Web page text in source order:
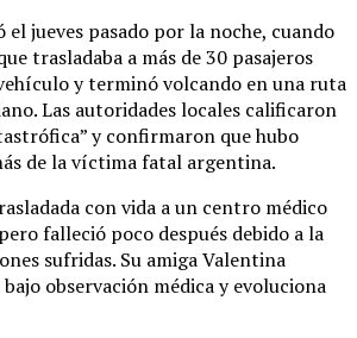
jueves pasado por la noche, cuando
trasladaba a más de 30 pasajeros
y terminó volcando en una ruta
Las autoridades locales calificaron
y confirmaron que hubo
de la víctima fatal argentina.
con vida a un centro médico
falleció poco después debido a la
sufridas. Su amiga Valentina
observación médica y evoluciona